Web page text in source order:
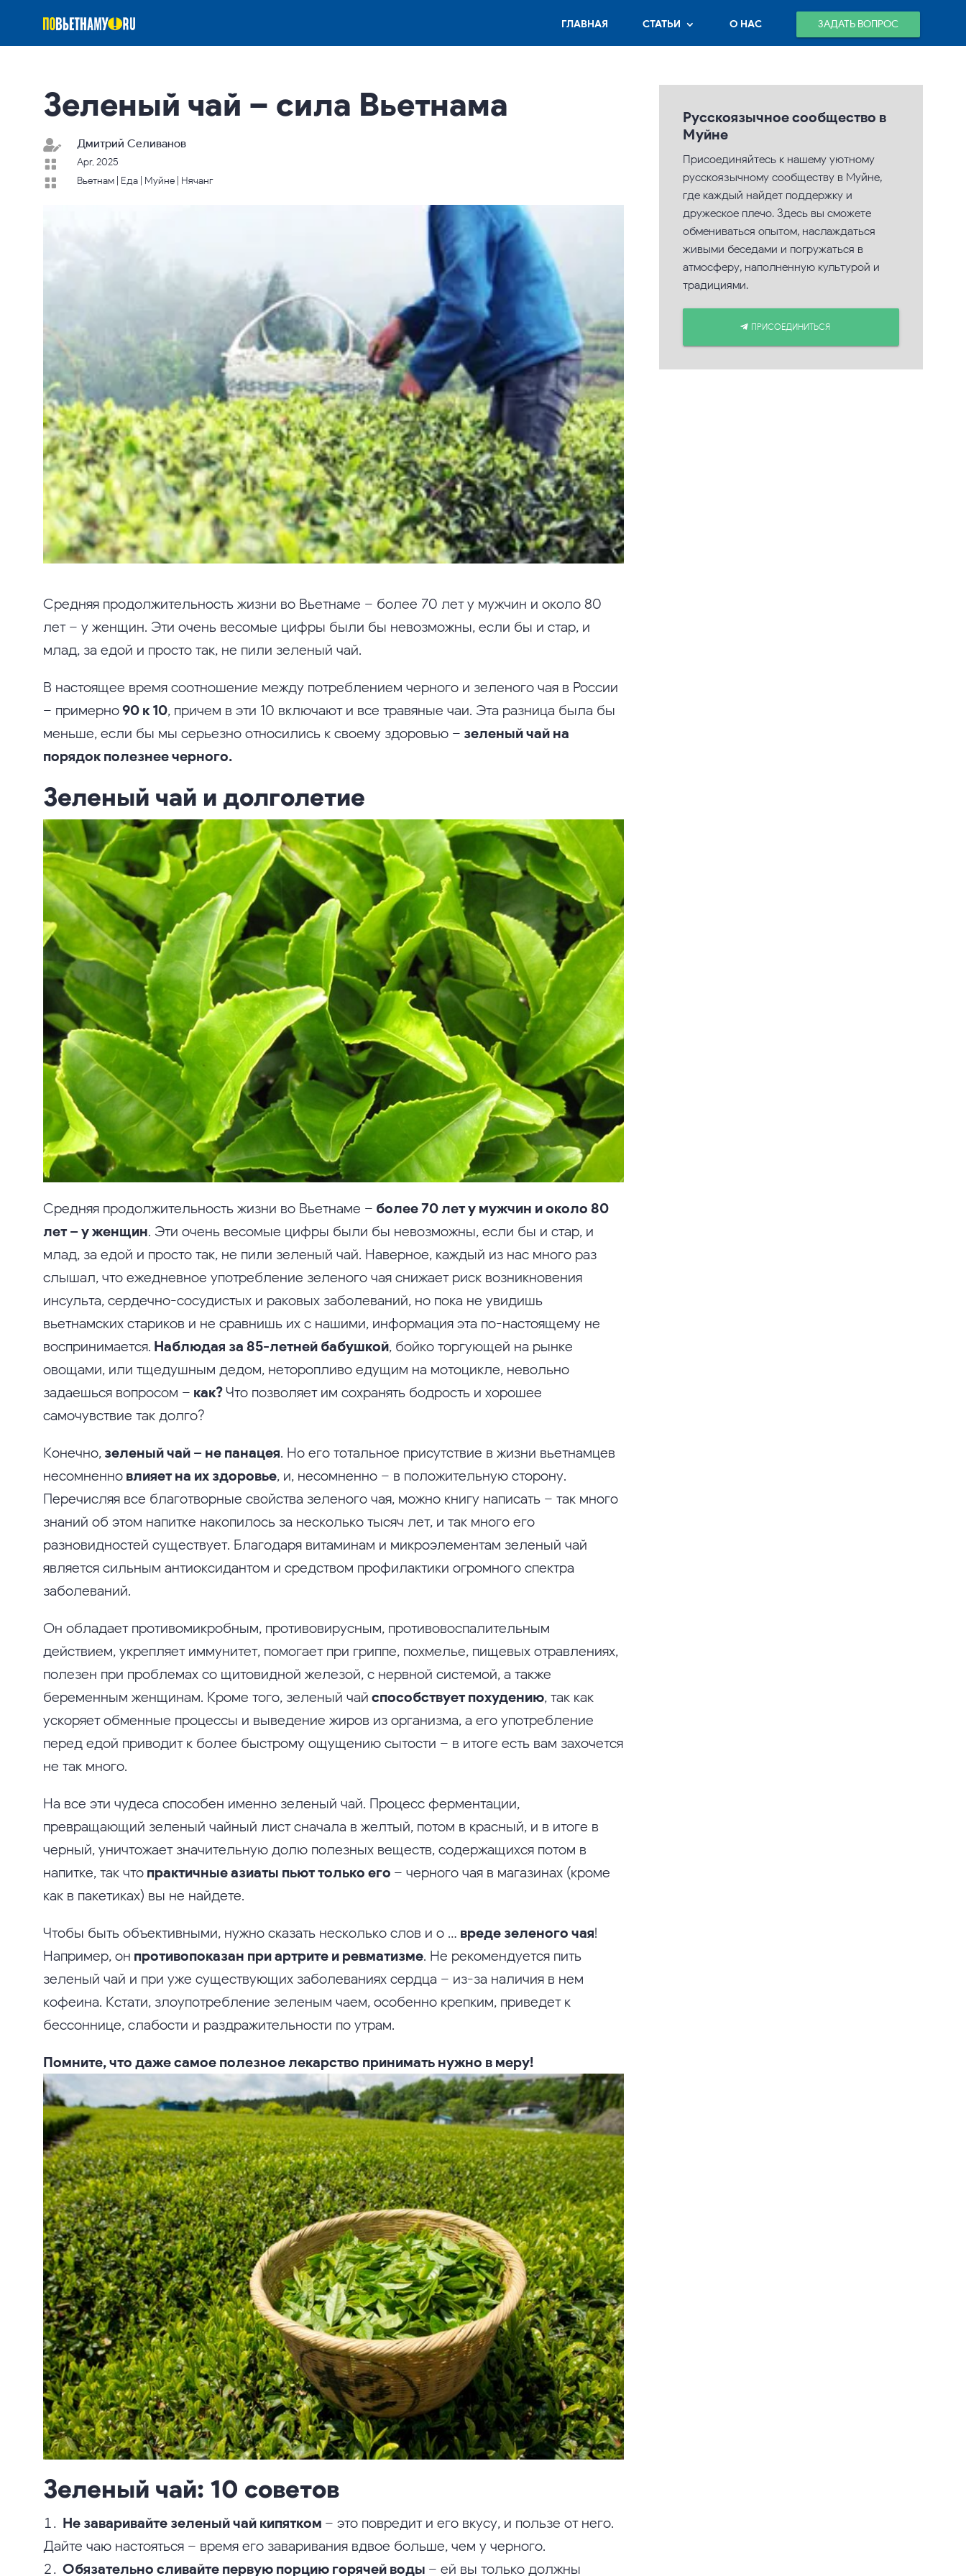
ГЛАВНАЯ СТАТЬИ О НАС ЗАДАТЬ ВОПРОС
Зеленый чай – сила Вьетнама
 Дмитрий Селиванов
 Apr, 2025
 Вьетнам Еда Муйне Нячанг
Средняя продолжительность жизни во Вьетнаме – более 70 лет у мужчин и около 80
лет – у женщин. Эти очень весомые цифры были бы невозможны, если бы и стар, и
млад, за едой и просто так, не пили зеленый чай.
В настоящее время соотношение между потреблением черного и зеленого чая в России
– примерно90 к 10, причем в эти 10 включают и все травяные чаи. Эта разница была бы
меньше, если бы мы серьезно относились к своему здоровью – зеленый чай на
порядок полезнее черного.
Зеленый чай и долголетие
Средняя продолжительность жизни во Вьетнаме – более 70 лет у мужчин и около 80
лет – у женщин. Эти очень весомые цифры были бы невозможны, если бы и стар, и
млад, за едой и просто так, не пили зеленый чай. Наверное, каждый из нас много раз
слышал, что ежедневное употребление зеленого чая снижает риск возникновения
инсульта, сердечно-сосудистых и раковых заболеваний, но пока не увидишь
вьетнамских стариков и не сравнишь их с нашими, информация эта по-настоящему не
воспринимается. Наблюдая за 85-летней бабушкой, бойко торгующей на рынке
овощами, или тщедушным дедом, неторопливо едущим на мотоцикле, невольно
задаешься вопросом – как?Что позволяет им сохранять бодрость и хорошее
самочувствие так долго?
Конечно, зеленый чай – не панацея. Но его тотальное присутствие в жизни вьетнамцев
несомненно влияет на их здоровье, и, несомненно – в положительную сторону.
Перечисляя все благотворные свойства зеленого чая, можно книгу написать – так много
знаний об этом напитке накопилось за несколько тысяч лет, и так много его
разновидностей существует. Благодаря витаминам и микроэлементам зеленый чай
является сильным антиоксидантом и средством профилактики огромного спектра
заболеваний.
Он обладает противомикробным, противовирусным, противовоспалительным
действием, укрепляет иммунитет, помогает при гриппе, похмелье, пищевых отравлениях,
полезен при проблемах со щитовидной железой, с нервной системой, а также
беременным женщинам. Кроме того, зеленый чай способствует похудению, так как
ускоряет обменные процессы и выведение жиров из организма, а его употребление
перед едой приводит к более быстрому ощущению сытости – в итоге есть вам захочется
не так много.
На все эти чудеса способен именно зеленый чай. Процесс ферментации,
превращающий зеленый чайный лист сначала в желтый, потом в красный, и в итоге в
черный, уничтожает значительную долю полезных веществ, содержащихся потом в
напитке, так что практичные азиаты пьют только его – черного чая в магазинах (кроме
как в пакетиках) вы не найдете.
Чтобы быть объективными, нужно сказать несколько слов и о … вреде зеленого чая!
Например, он противопоказан при артрите и ревматизме. Не рекомендуется пить
зеленый чай и при уже существующих заболеваниях сердца – из-за наличия в нем
кофеина. Кстати, злоупотребление зеленым чаем, особенно крепким, приведет к
бессоннице, слабости и раздражительности по утрам.
Помните, что даже самое полезное лекарство принимать нужно в меру!
Зеленый чай: 10 советов
Не заваривайте зеленый чай кипятком – это повредит и его вкусу, и пользе от него.
Дайте чаю настояться – время его заваривания вдвое больше, чем у черного.
Обязательно сливайте первую порцию горячей воды – ей вы только должны
Русскоязычное сообщество в
Муйне
Присоединяйтесь к нашему уютному
русскоязычному сообществу в Муйне,
где каждый найдет поддержку и
дружеское плечо. Здесь вы сможете
обмениваться опытом, наслаждаться
живыми беседами и погружаться в
атмосферу, наполненную культурой и
традициями.
ПРИСОЕДИНИТЬСЯ